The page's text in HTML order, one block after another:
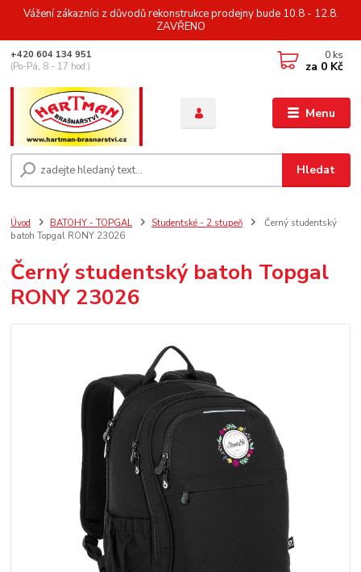
Vážení zákazníci z důvodů rekonstrukce prodejny bude 10.8 - 12.8.
ZAVŘENO
Menu
Hledat
+420 604 134 951
(Po-Pá, 8 - 17 hod.)
0 ks
za 0 Kč
Úvod BATOHY - TOPGAL Studentské - 2.stupeň
Černý studentský
batoh Topgal RONY 23026
Černý studentský batoh Topgal
RONY 23026